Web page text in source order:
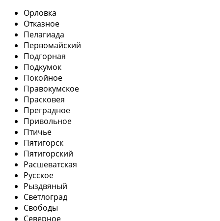
Орловка
Отказное
Пелагиада
Первомайский
Подгорная
Подкумок
Покойное
Правокумское
Прасковея
Преградное
Привольное
Птичье
Пятигорск
Пятигорский
Расшеватская
Русское
Рыздвяный
Светлоград
Свободы
Северное